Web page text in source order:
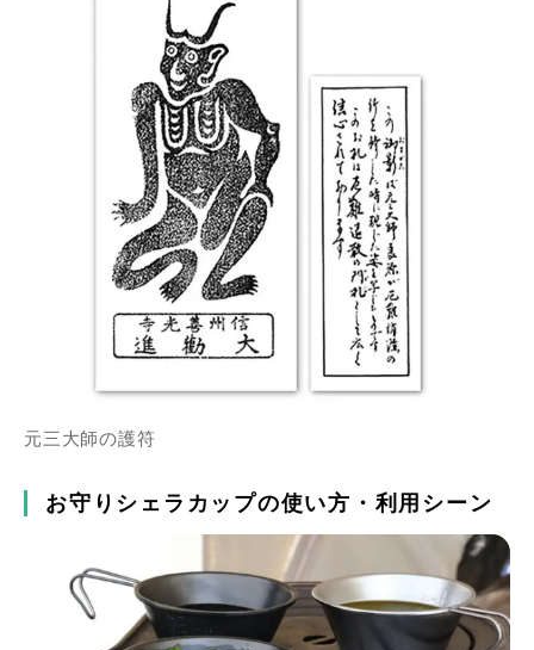
元三大師の護符
お守りシェラカップの使い方・利用シーン